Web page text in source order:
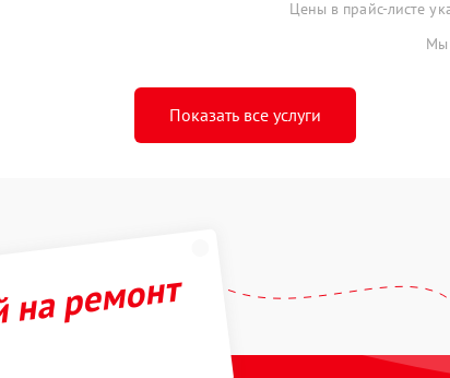
Цены в прайс-листе
Мы
Показать все услуги
ремонт